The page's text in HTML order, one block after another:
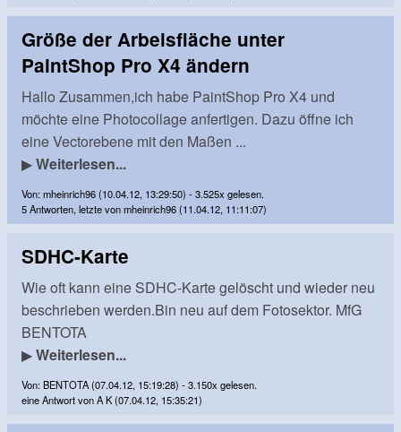
Größe der Arbeisfläche unter
PaintShop Pro X4 ändern
Hallo Zusammen,ich habe PaintShop Pro X4 und
möchte eine Photocollage anfertigen. Dazu öffne ich
eine Vectorebene mit den Maßen ...
▶Weiterlesen...
Von: mheinrich96 (10.04.12, 13:29:50) - 3.525x gelesen.
5 Antworten, letzte von mheinrich96 (11.04.12, 11:11:07)
SDHC-Karte
Wie oft kann eine SDHC-Karte gelöscht und wieder neu
beschrieben werden.Bin neu auf dem Fotosektor. MfG
BENTOTA
▶Weiterlesen...
Von: BENTOTA (07.04.12, 15:19:28) - 3.150x gelesen.
eine Antwort von A K (07.04.12, 15:35:21)